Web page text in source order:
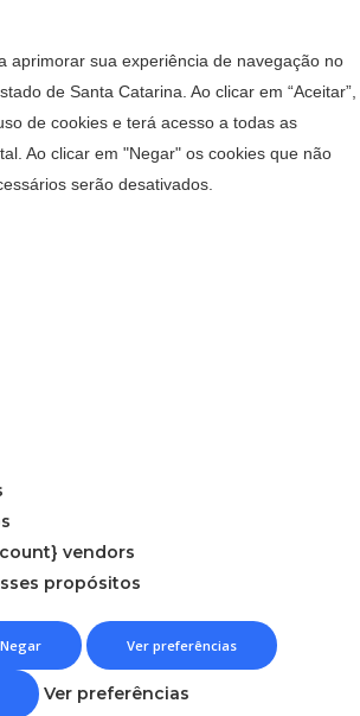
aprimorar sua experiência de navegação no
de Santa Catarina. Ao clicar em “Aceitar”,
de cookies e terá acesso a todas as
Ao clicar em "Negar" os cookies que não
serão desativados.
vendors
propósitos
Negar Ver preferências
Ver preferências